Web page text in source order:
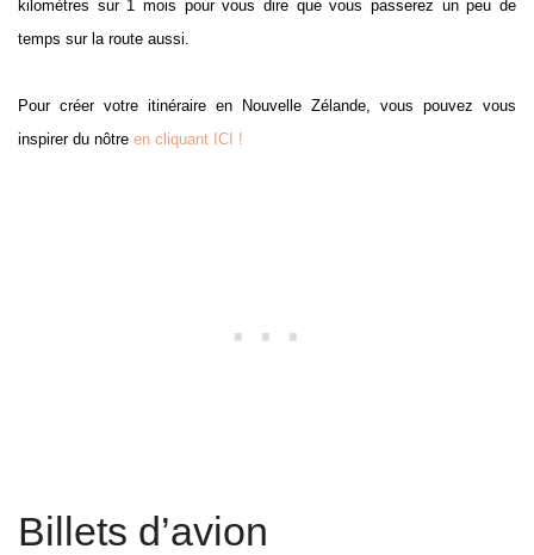
kilomètres sur 1 mois pour vous dire que vous passerez un peu de
temps sur la route aussi.
Pour créer votre itinéraire en Nouvelle Zélande, vous pouvez vous
inspirer du nôtre en cliquant ICI !
Billets d’avion